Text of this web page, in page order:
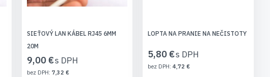
SIEŤOVÝ LAN KÁBEL RJ45 6MM
20M
9,00 €
7,32 €
LOPTA NA PRANIE NA NEČISTOTY
5,80 €
4,72 €